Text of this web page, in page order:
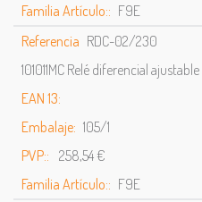
Familia Artículo:: F9E
Referencia RDC-02/230
101011MC Relé diferencial
EAN 13:
Embalaje: 105/1
PVP:: 258,54 €
Familia Artículo:: F9E